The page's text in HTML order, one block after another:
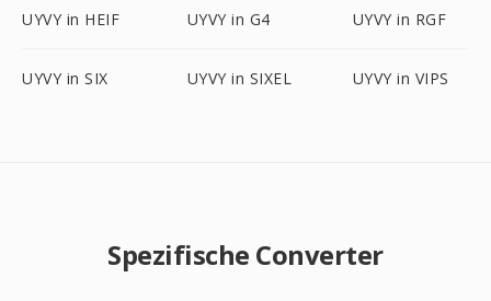
UYVY in HEIF UYVY in G4 UYVY in RGF
UYVY in SIX UYVY in SIXEL UYVY in VIPS
Spezifische Converter